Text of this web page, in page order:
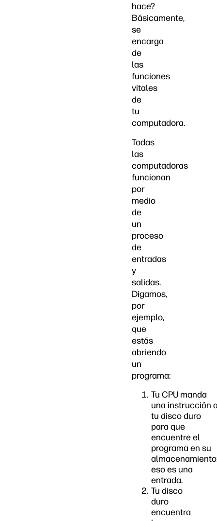
hace?
Básicamente,
se
encarga
de
las
funciones
vitales
de
tu
computadora.
Todas
las
computadoras
funcionan
por
medio
de
un
proceso
de
entradas
y
salidas.
Digamos,
por
ejemplo,
que
estás
abriendo
un
programa:
Tu CPU manda
una instrucción
tu disco duro
para que
encuentre el
programa en su
eso es una
entrada.
Tu disco
duro
encuentra